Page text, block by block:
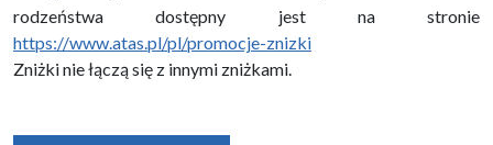
rodzeństwa dostępny jest na stronie
https://www.atas.pl/pl/promocje-znizki
Zniżki nie łączą się z innymi zniżkami.